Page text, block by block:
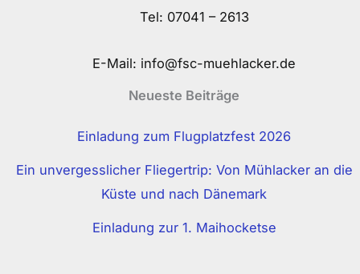
Tel: 07041 – 2613
E-Mail: info@fsc-muehlacker.de
Neueste Beiträge
Einladung zum Flugplatzfest 2026
Ein unvergesslicher Fliegertrip: Von Mühlacker an die
Küste und nach Dänemark
Einladung zur 1. Maihocketse